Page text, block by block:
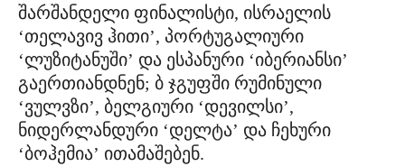
შარშანდელი ფინალისტი, ისრაელის
‘თელავივ ჰითი’, პორტუგალიური
‘ლუზიტანუში’ და ესპანური ‘იბერიანსი’
გაერთიანდნენ; ბ ჯგუფში რუმინული
‘ვულვზი’, ბელგიური ‘დევილსი’,
ნიდერლანდური ‘დელტა’ და ჩეხური
‘ბოჰემია’ ითამაშებენ.